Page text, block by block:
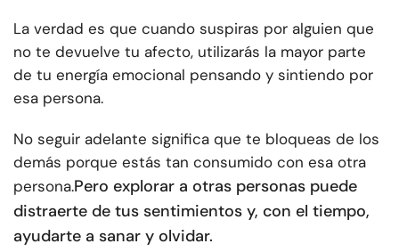
La verdad es que cuando suspiras por alguien que
no te devuelve tu afecto, utilizarás la mayor parte
de tu energía emocional pensando y sintiendo por
esa persona.
No seguir adelante significa que te bloqueas de los
demás porque estás tan consumido con esa otra
persona.Pero explorar a otras personas puede
distraerte de tus sentimientos y, con el tiempo,
ayudarte a sanar y olvidar.